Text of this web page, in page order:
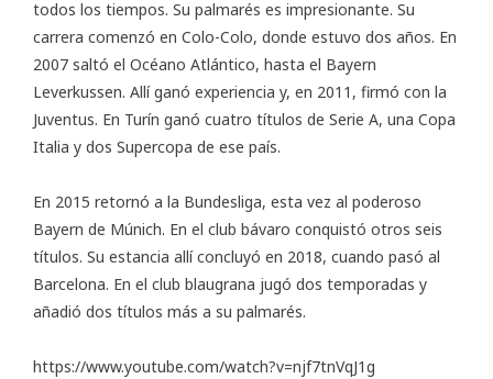
todos los tiempos. Su palmarés es impresionante. Su
carrera comenzó en Colo-Colo, donde estuvo dos años. En
2007 saltó el Océano Atlántico, hasta el Bayern
Leverkussen. Allí ganó experiencia y, en 2011, firmó con la
Juventus. En Turín ganó cuatro títulos de Serie A, una Copa
Italia y dos Supercopa de ese país.
En 2015 retornó a la Bundesliga, esta vez al poderoso
Bayern de Múnich. En el club bávaro conquistó otros seis
títulos. Su estancia allí concluyó en 2018, cuando pasó al
Barcelona. En el club blaugrana jugó dos temporadas y
añadió dos títulos más a su palmarés.
https://www.youtube.com/watch?v=njf7tnVqJ1g